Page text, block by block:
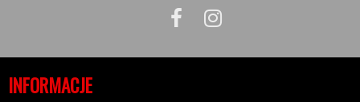
INFORMACJE